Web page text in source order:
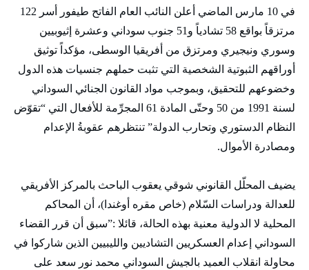
في 10 مارس الماضي أعلن النائب العام الفاتح طيفور أسر 122
مرتزقاً بواقع 58 تشادياً و51 جنوب سوداني وعشرة إثيوبيين
وسوري ونيجيري ومرتزق من أفريقيا الوسطى، مؤكداً توثيق
أوراقهم الثبوتية الشخصية التي تثبت حملهم جنسيات هذه الدول
وخضوعهم للتحقيق، وبموجب مواد القانون الجنائي السوداني
لسنة 1991 من 50 وحتّى المادة 61 المجرِّمة للأفعال التي “تقوّض
النظام الدستوري وتحارب الدولة” تنتظرهم عقوبةُ الإعدام
ومصادرة الأموال.
يضيف المحلّل القانوني شوقي يعقوب الباحث بالمركز الأفريقي
للعدالة ودراسات السّلام (خاص مقره أوغندا)، أن المحاكم
المحلية لا الدولية معنية بهذه الحالة، قائلا :”سبق أن قرر القضاء
السوداني إعدام العسكريين التشاديين والليبيين الذين شاركوا في
محاولة انقلاب العميد بالجيش السوداني محمد نور سعد على